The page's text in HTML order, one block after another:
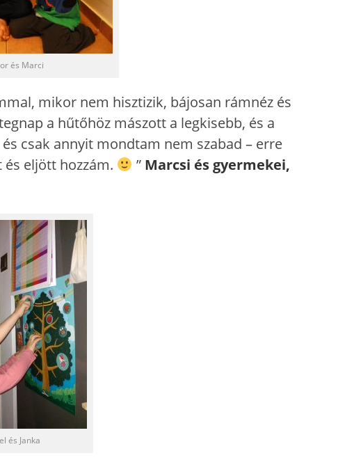
és Marci
mikor nem hisztizik, bájosan rámnéz és
a hűtőhöz mászott a legkisebb, és a
csak annyit mondtam nem szabad – erre
eljött hozzám.
” Marcsi és gyermekei,
és Janka